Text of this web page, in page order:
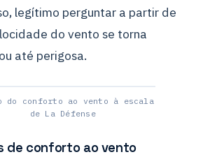
legítimo perguntar a partir de
do vento se torna
até perigosa.
do conforto ao vento à escala
de La Défense
de conforto ao vento